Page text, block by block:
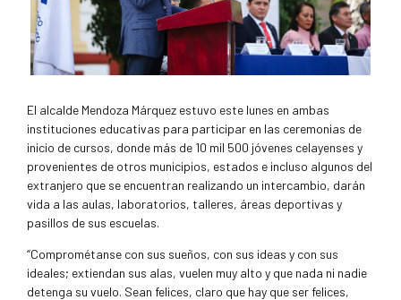
El alcalde Mendoza Márquez estuvo este lunes en ambas
instituciones educativas para participar en las ceremonias de
inicio de cursos, donde más de 10 mil 500 jóvenes celayenses y
provenientes de otros municipios, estados e incluso algunos del
extranjero que se encuentran realizando un intercambio, darán
vida a las aulas, laboratorios, talleres, áreas deportivas y
pasillos de sus escuelas.
“Comprométanse con sus sueños, con sus ideas y con sus
ideales; extiendan sus alas, vuelen muy alto y que nada ni nadie
detenga su vuelo. Sean felices, claro que hay que ser felices,